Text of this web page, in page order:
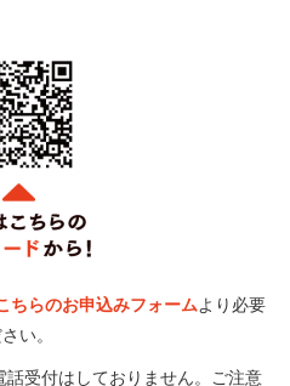
ちらのお申込みフォームより必要
い。
受付はしておりません。ご注意